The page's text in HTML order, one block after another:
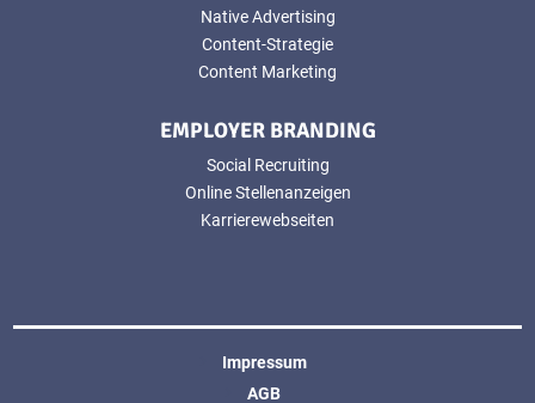
Native Advertising
Content-Strategie
Content Marketing
EMPLOYER BRANDING
Social Recruiting
Online Stellenanzeigen
Karrierewebseiten
Impressum
AGB